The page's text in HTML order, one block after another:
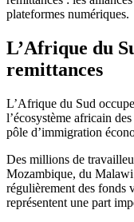
plateformes numériques.
L’Afrique du
remittances
L’Afrique du Sud
l’écosystème africain
pôle d’immigration
Des millions de
Mozambique, du
régulièrement des fonds
représentent une part